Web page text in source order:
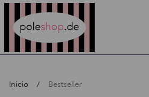
Inicio Bestseller